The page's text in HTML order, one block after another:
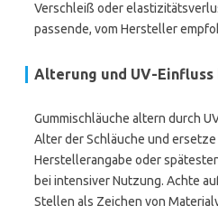
Verschleiß oder
passende, vom Hersteller
Alterung und UV-Einfluss
Gummischläuche altern durch
Alter der Schläuche und ersetze
Herstellerangabe oder
bei intensiver Nutzung. Achte
Stellen als Zeichen von